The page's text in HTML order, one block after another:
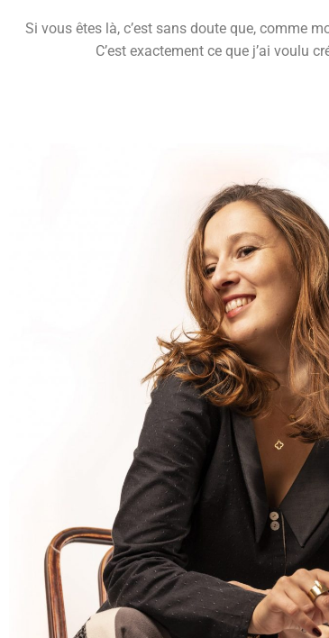
Si vous êtes là, c’est sans doute que, comme
C’est exactement ce que j’ai voulu